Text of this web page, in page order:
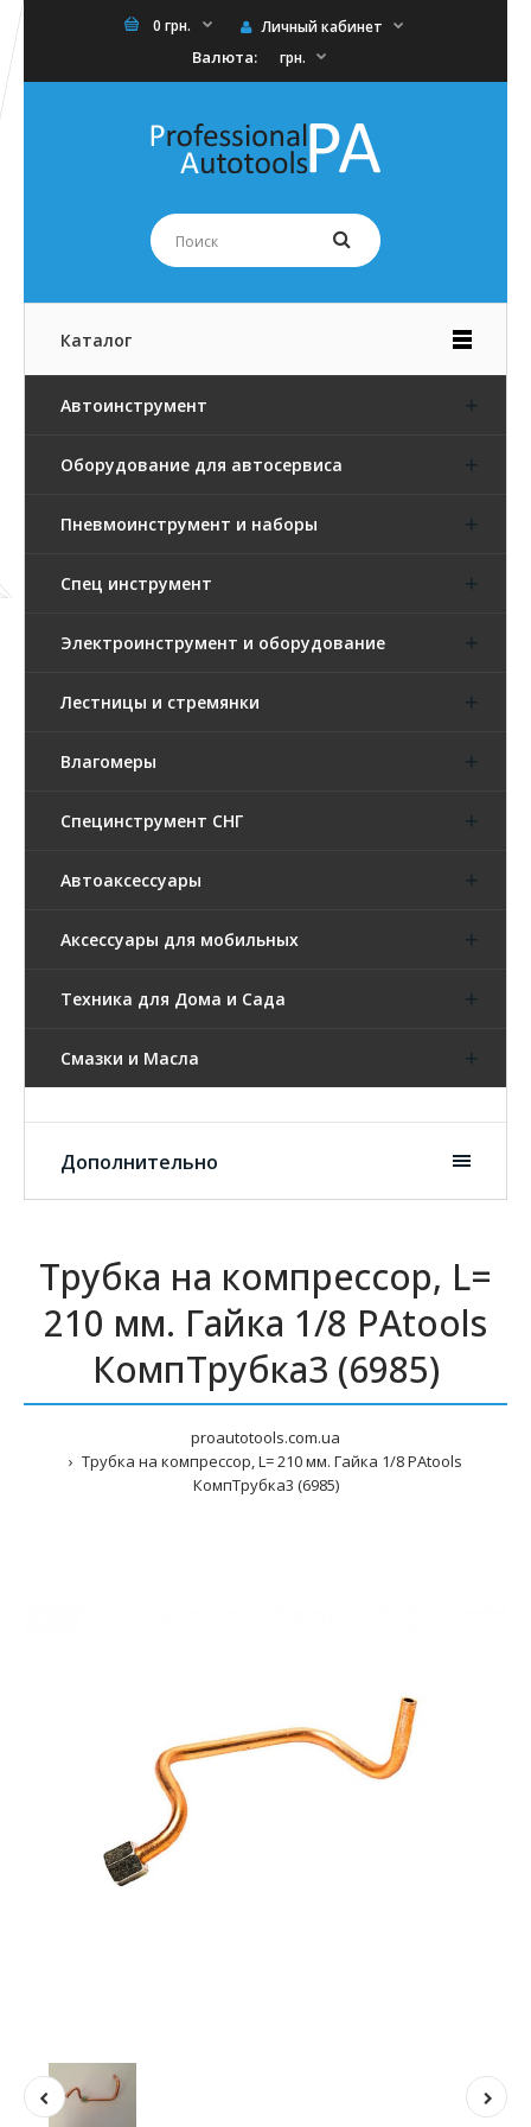
0 грн. Личный кабинет
Валюта: грн.
Каталог
Автоинструмент
Оборудование для автосервиса
Пневмоинструмент и наборы
Спец инструмент
Электроинструмент и оборудование
Лестницы и стремянки
Влагомеры
Специнструмент СНГ
Автоаксессуары
Аксессуары для мобильных
Техника для Дома и Сада
Смазки и Масла
Дополнительно
Трубка на компрессор, L=
210 мм. Гайка 1/8 PAtools
КомпТрубка3 (6985)
proautotools.com.ua
Трубка на компрессор, L= 210 мм. Гайка 1/8 PAtools
КомпТрубка3 (6985)